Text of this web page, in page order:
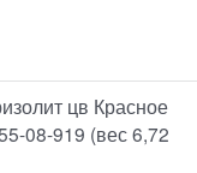
цв Красное
08-919 (вес 6,72